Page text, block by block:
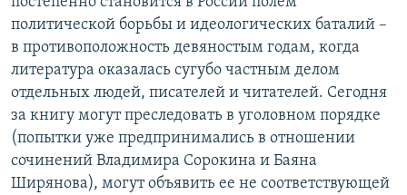
Все сайты РСЕ/РС
политической борьбы и идеологических баталий –
в противоположность девяностым годам, когда
литература оказалась сугубо частным делом
отдельных людей, писателей и читателей. Сегодня
за книгу могут преследовать в уголовном порядке
(попытки уже предпринимались в отношении
сочинений Владимира Сорокина и Баяна
Ширянова), могут объявить ее не соответствующей